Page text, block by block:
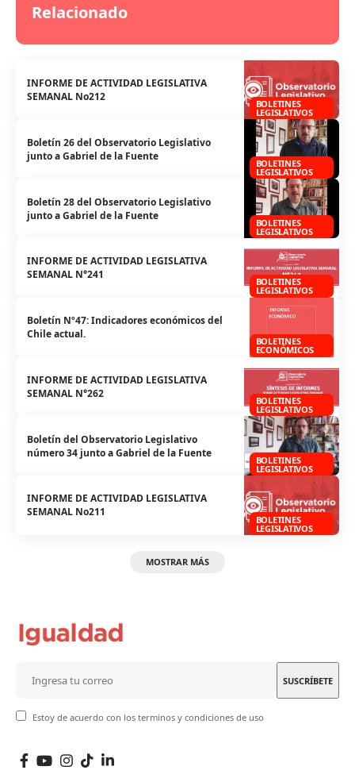
Relacionado
BOLETINES
LEGISLATIVOS
INFORME DE ACTIVIDAD LEGISLATIVA
SEMANAL No212
BOLETINES
LEGISLATIVOS
Boletín 26 del Observatorio Legislativo
junto a Gabriel de la Fuente
BOLETINES
LEGISLATIVOS
Boletín 28 del Observatorio Legislativo
junto a Gabriel de la Fuente
BOLETINES
LEGISLATIVOS
INFORME DE ACTIVIDAD LEGISLATIVA
SEMANAL N°241
BOLETINES
ECONÓMICOS
Boletín Nº47: Indicadores económicos del
Chile actual.
BOLETINES
LEGISLATIVOS
INFORME DE ACTIVIDAD LEGISLATIVA
SEMANAL N°262
BOLETINES
LEGISLATIVOS
Boletín del Observatorio Legislativo
número 34 junto a Gabriel de la Fuente
BOLETINES
LEGISLATIVOS
INFORME DE ACTIVIDAD LEGISLATIVA
SEMANAL No211
MOSTRAR MÁS
Estoy de acuerdo con los terminos y condiciones de uso